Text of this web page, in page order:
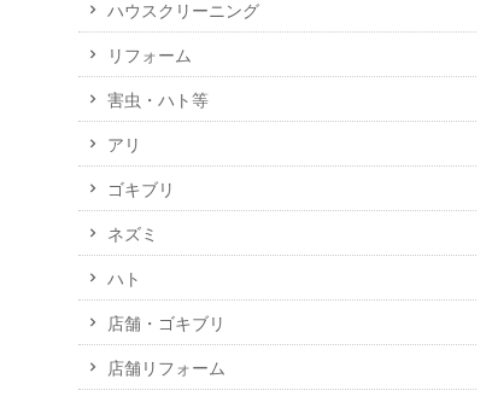
ハウスクリーニング
リフォーム
害虫・ハト等
アリ
ゴキブリ
ネズミ
ハト
店舗・ゴキブリ
店舗リフォーム